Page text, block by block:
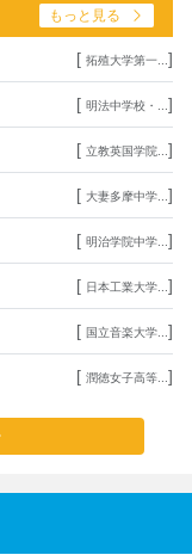
もっと見る
[ 拓殖大学第一... ]
[ 明法中学校・... ]
[ 立教英国学院... ]
[ 大妻多摩中学... ]
[ 明治学院中学... ]
[ 日本工業大学... ]
[ 国立音楽大学... ]
[ 潤徳女子高等... ]